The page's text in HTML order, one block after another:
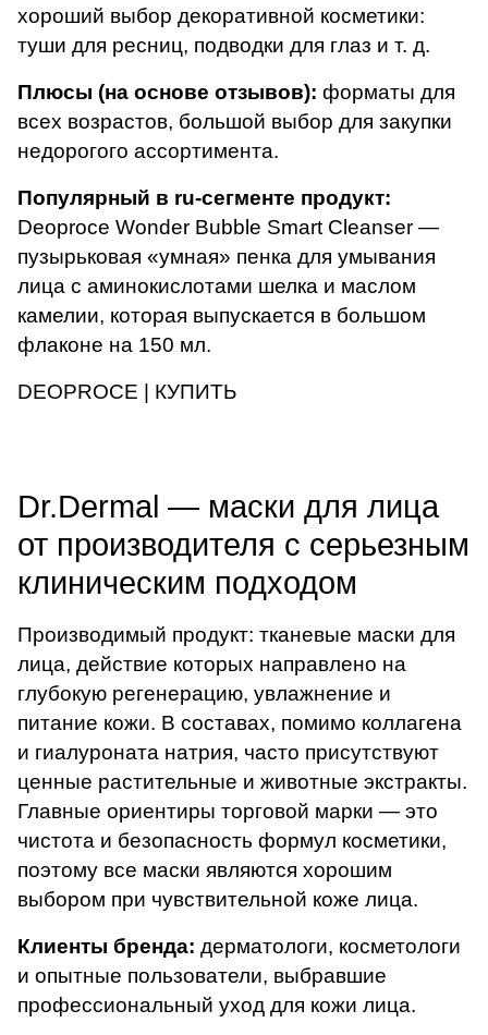
хороший выбор декоративной косметики:
туши для ресниц, подводки для глаз и т. д.
Плюсы (на основе отзывов): форматы для
всех возрастов, большой выбор для закупки
недорогого ассортимента.
Популярный в ru-сегменте продукт:
Deoproce Wonder Bubble Smart Cleanser —
пузырьковая «умная» пенка для умывания
лица с аминокислотами шелка и маслом
камелии, которая выпускается в большом
флаконе на 150 мл.
DEOPROCE | КУПИТЬ
Dr.Dermal — маски для лица
от производителя с серьезным
клиническим подходом
Производимый продукт: тканевые маски для
лица, действие которых направлено на
глубокую регенерацию, увлажнение и
питание кожи. В составах, помимо коллагена
и гиалуроната натрия, часто присутствуют
ценные растительные и животные экстракты.
Главные ориентиры торговой марки — это
чистота и безопасность формул косметики,
поэтому все маски являются хорошим
выбором при чувствительной коже лица.
Клиенты бренда: дерматологи, косметологи
и опытные пользователи, выбравшие
профессиональный уход для кожи лица.